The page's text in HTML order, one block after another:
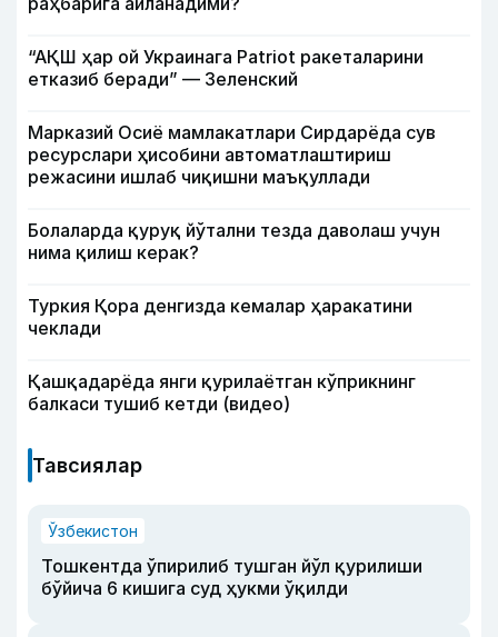
“АҚШ ҳар ой Украинага Patriot ракеталарини
етказиб беради” — Зеленский
Марказий Осиё мамлакатлари Сирдарёда сув
ресурслари ҳисобини автоматлаштириш
режасини ишлаб чиқишни маъқуллади
Болаларда қуруқ йўтални тезда даволаш учун
нима қилиш керак?
Туркия Қора денгизда кемалар ҳаракатини
чеклади
Қашқадарёда янги қурилаётган кўприкнинг
балкаси тушиб кетди (видео)
Тавсиялар
Ўзбекистон
Тошкентда ўпирилиб тушган йўл қурилиши
бўйича 6 кишига суд ҳукми ўқилди